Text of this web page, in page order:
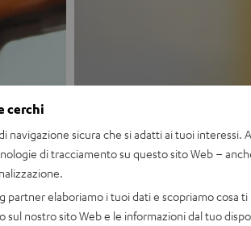
MOTIV®
Nuovo
cerchi
sicura che si adatti ai tuoi interessi.
di tracciamento su questo sito Web –
partner elaboriamo i tuoi dati e scopriamo cosa ti
nostro sito Web e le informazioni dal tuo